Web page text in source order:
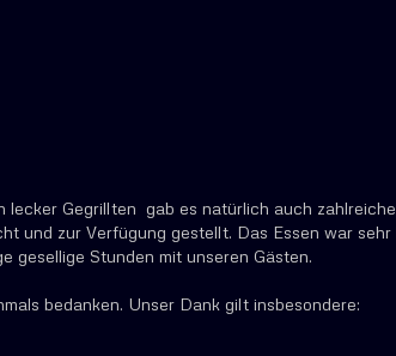
Gegrillten gab es natürlich auch
und zur Verfügung gestellt. Das Essen war sehr
gesellige Stunden mit unseren Gästen.
bedanken. Unser Dank gilt insbesondere: